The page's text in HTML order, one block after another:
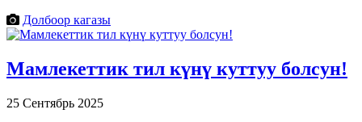
Долбоор кагазы
Мамлекеттик тил күнү куттуу болсун!
25 Сентябрь 2025